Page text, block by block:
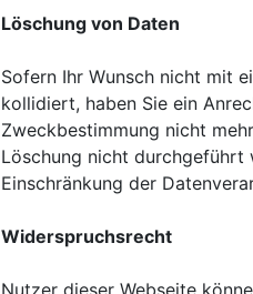
Löschung von Daten
Sofern Ihr Wunsch nicht mit
kollidiert, haben Sie ein
Zweckbestimmung nicht
Löschung nicht
Einschränkung der
Widerspruchsrecht
Nutzer dieser Webseite